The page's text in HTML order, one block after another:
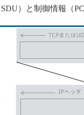
）と制御情報（